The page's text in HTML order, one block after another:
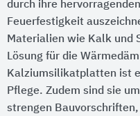
durch ihre
Feuerfestigkeit
Materialien wie Kalk und
Lösung für die
Kalziumsilikatplatten ist
Pflege. Zudem sind sie
strengen